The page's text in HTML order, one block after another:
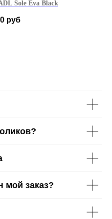
Sole Eva Black
руб
мой заказ?